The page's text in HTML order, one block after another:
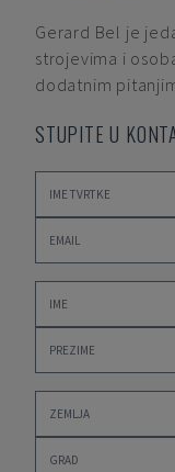
Gerard Bel je
strojevima i
dodatnim
STUPITE U